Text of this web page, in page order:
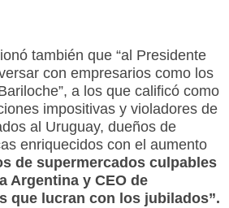
también que “al Presidente
con empresarios como los
a los que calificó como
impositivas y violadores de
al Uruguay, dueños de
enriquecidos con el aumento
de supermercados culpables
Argentina y CEO de
que lucran con los jubilados”.